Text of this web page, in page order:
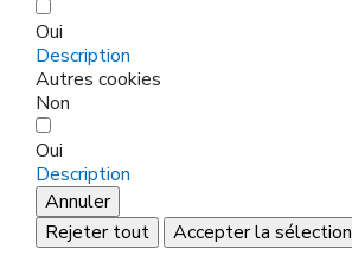
Oui
Description
Autres cookies
Non
Oui
Description
Annuler
Rejeter tout
Accepter la sélection